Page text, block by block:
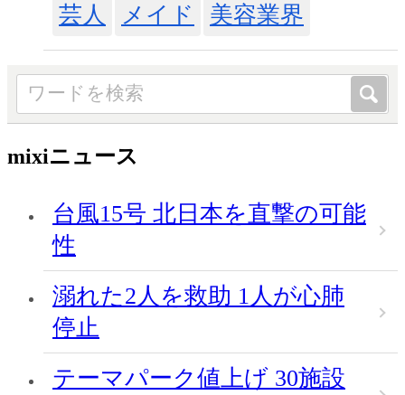
芸人 メイド 美容業界
mixiニュース
台風15号 北日本を直撃の可能
性
溺れた2人を救助 1人が心肺
停止
テーマパーク値上げ 30施設